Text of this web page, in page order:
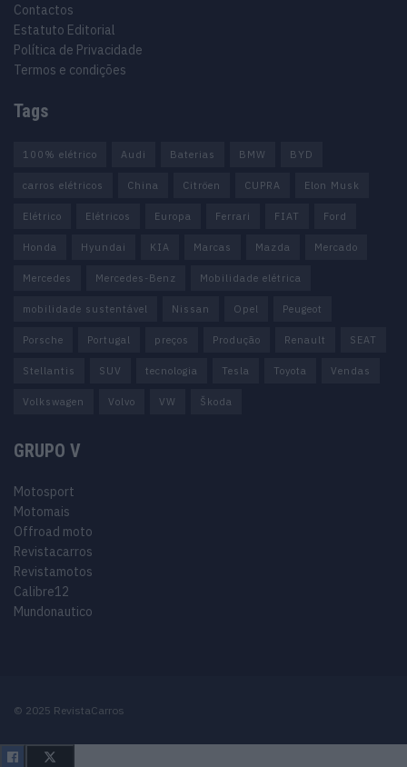
Contactos
Estatuto Editorial
Política de Privacidade
Termos e condições
Tags
100% elétrico Audi Baterias BMW BYD
carros elétricos China Citröen CUPRA Elon Musk
Elétrico Elétricos Europa Ferrari FIAT Ford
Honda Hyundai KIA Marcas Mazda Mercado
Mercedes Mercedes-Benz Mobilidade elétrica
mobilidade sustentável Nissan Opel Peugeot
Porsche Portugal preços Produção Renault SEAT
Stellantis SUV tecnologia Tesla Toyota Vendas
Volkswagen Volvo VW Škoda
GRUPO V
Motosport
Motomais
Offroad moto
Revistacarros
Revistamotos
Calibre12
Mundonautico
© 2025 RevistaCarros